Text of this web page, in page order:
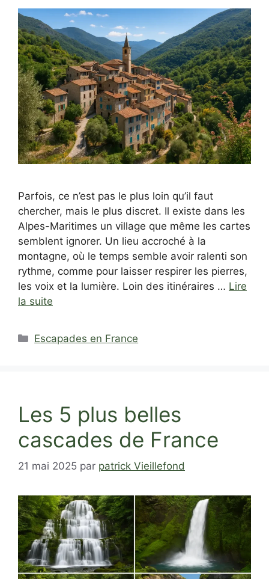
Parfois, ce n’est pas le plus loin qu’il faut
chercher, mais le plus discret. Il existe dans les
Alpes-Maritimes un village que même les cartes
semblent ignorer. Un lieu accroché à la
montagne, où le temps semble avoir ralenti son
rythme, comme pour laisser respirer les pierres,
les voix et la lumière. Loin des itinéraires … Lire
la suite
Catégories
Escapades en France
Les 5 plus belles
cascades de France
21 mai 2025 par patrick Vieillefond